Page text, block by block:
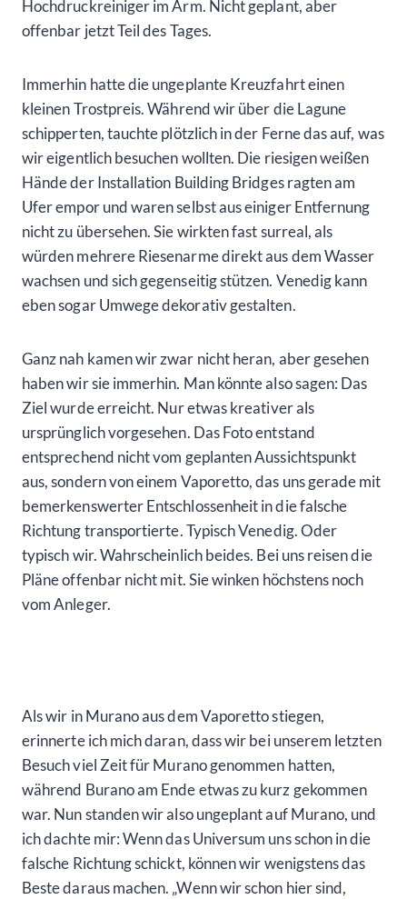
Hochdruckreiniger im Arm. Nicht geplant, aber
offenbar jetzt Teil des Tages.
Immerhin hatte die ungeplante Kreuzfahrt einen
kleinen Trostpreis. Während wir über die Lagune
schipperten, tauchte plötzlich in der Ferne das auf, was
wir eigentlich besuchen wollten. Die riesigen weißen
Hände der Installation Building Bridges ragten am
Ufer empor und waren selbst aus einiger Entfernung
nicht zu übersehen. Sie wirkten fast surreal, als
würden mehrere Riesenarme direkt aus dem Wasser
wachsen und sich gegenseitig stützen. Venedig kann
eben sogar Umwege dekorativ gestalten.
Ganz nah kamen wir zwar nicht heran, aber gesehen
haben wir sie immerhin. Man könnte also sagen: Das
Ziel wurde erreicht. Nur etwas kreativer als
ursprünglich vorgesehen. Das Foto entstand
entsprechend nicht vom geplanten Aussichtspunkt
aus, sondern von einem Vaporetto, das uns gerade mit
bemerkenswerter Entschlossenheit in die falsche
Richtung transportierte. Typisch Venedig. Oder
typisch wir. Wahrscheinlich beides. Bei uns reisen die
Pläne offenbar nicht mit. Sie winken höchstens noch
vom Anleger.
Als wir in Murano aus dem Vaporetto stiegen,
erinnerte ich mich daran, dass wir bei unserem letzten
Besuch viel Zeit für Murano genommen hatten,
während Burano am Ende etwas zu kurz gekommen
war. Nun standen wir also ungeplant auf Murano, und
ich dachte mir: Wenn das Universum uns schon in die
falsche Richtung schickt, können wir wenigstens das
Beste daraus machen. „Wenn wir schon hier sind,